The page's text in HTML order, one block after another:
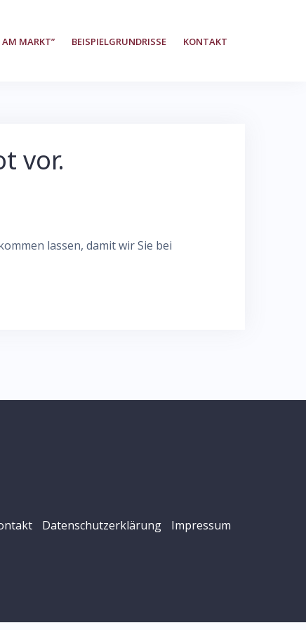
MARKT” BEISPIELGRUNDRISSE KONTAKT
vor.
lassen, damit wir Sie bei
Datenschutzerklärung Impressum